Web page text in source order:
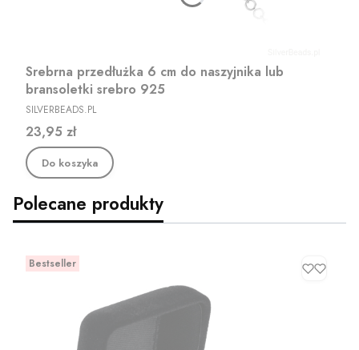
Srebrna przedłużka 6 cm do naszyjnika lub
bransoletki srebro 925
PRODUCENT
SILVERBEADS.PL
Cena
23,95 zł
Do koszyka
Polecane produkty
Bestseller